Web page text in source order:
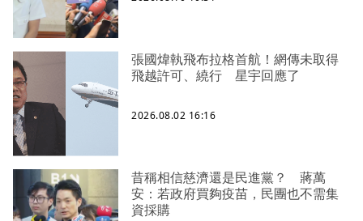
張國煒執飛布拉格首航！網傳未取得
飛越許可、繞行 星宇回應了
2026.08.02 16:16
昔稱相信慈濟還是民進黨？ 蔣萬
安：若政府買夠疫苗，民團也不需集
資採購